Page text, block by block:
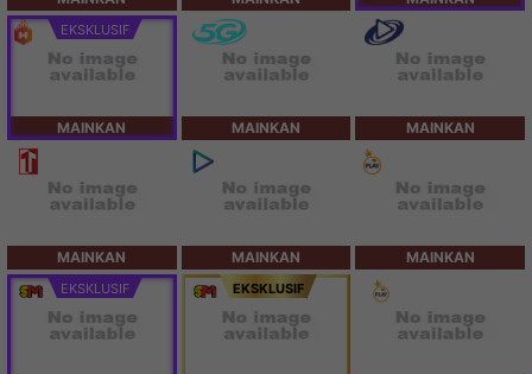
EKSKLUSIF
MAINKAN MAINKAN MAINKAN
MAINKAN MAINKAN MAINKAN
EKSKLUSIF EKSKLUSIF